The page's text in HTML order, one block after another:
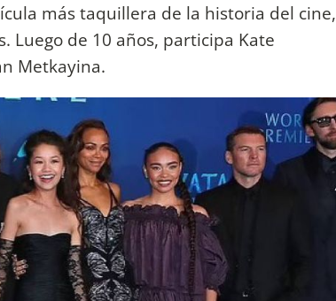
más taquillera de la historia del cine,
Luego de 10 años, participa Kate
Metkayina.